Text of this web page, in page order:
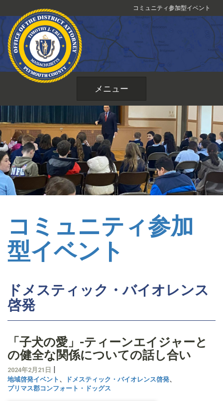
ン
テ
ツ
プ
コミュニティ参加型イベント
メニュー
コミュニティ参加
型イベント
ドメスティック・バイオレンス
啓発
「子犬の愛」-ティーンエイジャーと
の健全な関係についての話し合い
2024年2月21日 |
地域啓発イベント 、 ドメスティック・バイオレンス啓発、
プリマス郡コンフォート・ドッグス